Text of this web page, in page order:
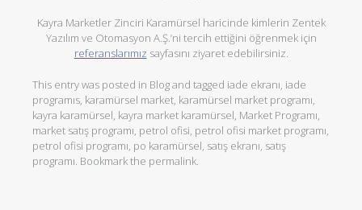
Kayra Marketler Zinciri Karamürsel haricinde kimlerin Zentek
Yazılım ve Otomasyon A.Ş.’ni tercih ettiğini öğrenmek için
referanslarımız sayfasını ziyaret edebilirsiniz.
This entry was posted in Blogand tagged iade ekranı, iade
programıs, karamürsel market, karamürsel market programı,
kayra karamürsel, kayra market karamürsel, Market Programı,
market satış programı, petrol ofisi, petrol ofisi market programı,
petrol ofisi programı, po karamürsel, satış ekranı, satış
programı. Bookmark the permalink.